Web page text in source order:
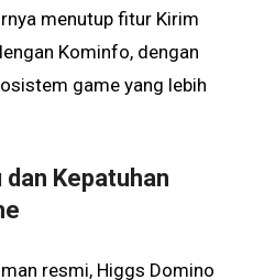
menutup fitur Kirim
Kominfo, dengan
game yang lebih
Kepatuhan
resmi, Higgs Domino